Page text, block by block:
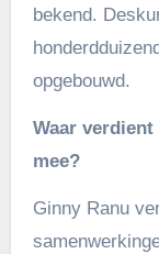
bekend.
opgebouwd.
Waar
mee?
Ginny Ranu